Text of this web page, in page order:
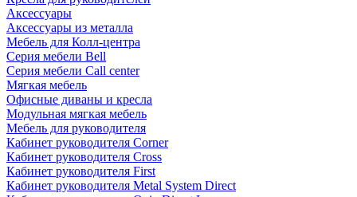
Аксессуары
Аксессуары из металла
Мебель для Колл-центра
Серия мебели Bell
Серия мебели Call center
Мягкая мебель
Офисные диваны и кресла
Модульная мягкая мебель
Мебель для руководителя
Кабинет руководителя Corner
Кабинет руководителя Cross
Кабинет руководителя First
Кабинет руководителя Metal System Direct